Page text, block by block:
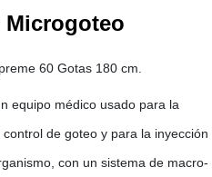
60 Gotas 180 cm.
equipo médico usado para la
de goteo y para la inyección
con un sistema de macro-